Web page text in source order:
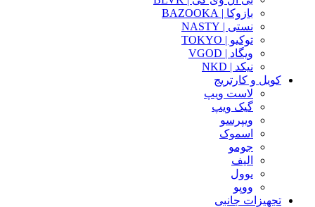
بازوکا | BAZOOKA
نستی | NASTY
توکیو | TOKYO
ویگاد | VGOD
نیکد | NKD
کویل و کارتریج
لاست ویپ
گیک ویپ
ویپرسو
اسموک
جومو
الیف
یوول
ووپو
تجهیزات جانبی